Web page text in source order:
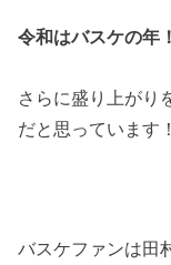
令和はバスケの年
さらに盛り上がり
だと思っています！
バスケファンは田